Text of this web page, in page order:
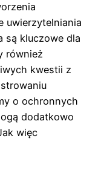
uwierzytelniania
są kluczowe dla
również
kwestii z
o ochronnych
dodatkowo
więc